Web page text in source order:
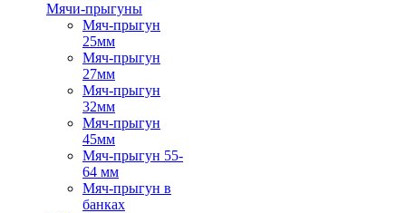
Мячи-прыгуны
Мяч-прыгун
25мм
Мяч-прыгун
27мм
Мяч-прыгун
32мм
Мяч-прыгун
45мм
Мяч-прыгун 55-
64 мм
Мяч-прыгун в
банках